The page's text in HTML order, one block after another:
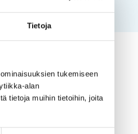
Tietoja
tukemiseen
alan
tietoja muihin tietoihin, joita
0 €